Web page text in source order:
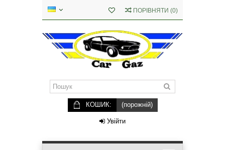
ПОРІВНЯТИ (0)
КОШИК: (порожній)
Увійти